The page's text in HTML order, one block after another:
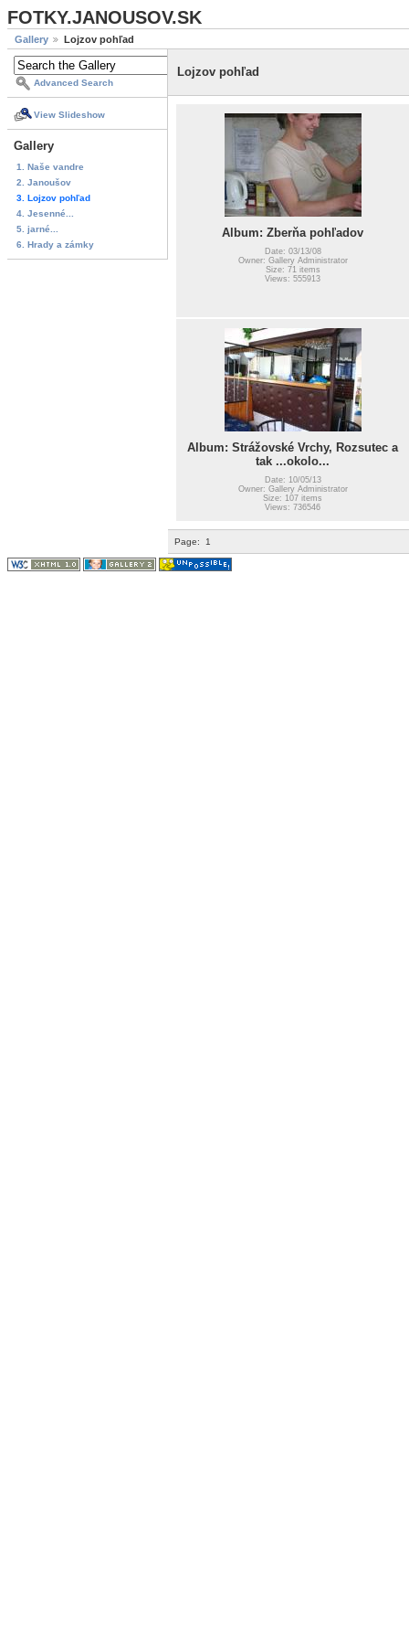
FOTKY.JANOUSOV.SK
Gallery Lojzov pohľad
Advanced Search
View Slideshow
Gallery
1. Naše vandre
2. Janoušov
3. Lojzov pohľad
4. Jesenné...
5. jarné...
6. Hrady a zámky
Lojzov pohľad
Album: Zberňa pohľadov
Date: 03/13/08
Owner: Gallery Administrator
Size: 71 items
Views: 555913
Album: Strážovské Vrchy, Rozsutec a
tak ...okolo...
Date: 10/05/13
Owner: Gallery Administrator
Size: 107 items
Views: 736546
Page: 1